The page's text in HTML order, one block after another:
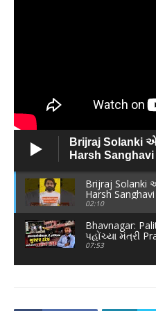
Brijraj Solanki એ
Harsh Sanghavi
Brijraj Solanki
Harsh Sanghavi
02:10
Bhavnagar:
પહોંચ્યા મંત્રી
વિભાગમાં દોડધામ
07:53